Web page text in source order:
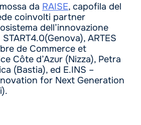
da RAISE, capofila del
coinvolti partner
dell’innovazione
ARTES
de Commerce et
Côte d’Azur (Nizza), Petra
(Bastia), ed E.INS –
for Next Generation